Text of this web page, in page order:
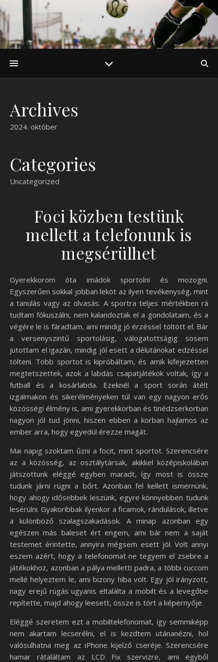
Archives
2024. október
Categories
Uncategorized
Foci közben testünk
mellett a telefonunk is
megsérülhet
Gyerekkorom óta imádok sportolni és mozogni.
Egyszerűen sokkal jobban leköt az ilyen tevékenység, mint
a tanulás vagy az olvasás. A sportra teljes mértékben rá
tudtam fókuszálni, nem kalandoztak el a gondolataim, és a
végére le is fáradtam, ami mindig jó érzéssel töltött el. Bár
a versenyszintű sportolásig, válogatottságig sosem
jutottam el igazán, mindig jól esett a délutánokat edzéssel
tölteni. Több sportot is kipróbáltam, és amik kifejezetten
megtetszettek, azok a labdás csapatjátékok voltak, így a
futball és a kosárlabda. Ezeknél a sport során átélt
izgalmakon és sikerélményeken túl van egy nagyon erős
közösségi élmény is, ami gyerekkorban és tinédzserkorban
nagyon jól tud jönni, hiszen ebben a korban hajlamos az
ember arra, hogy egyedül érezze magát.
Mai napig szoktam űzni a focit, mint sportot. Szerencsére
az a közösség, az osztálytársak, akikkel középiskolában
játszottunk eléggé egyben maradt, így most is össze
tudunk járni rúgni a bőrt. Azonban fel kellett ismernünk,
hogy ahogy idősebbek leszünk, egyre könnyebben tudunk
lesérülni. Gyakoribbak ilyenkor a ficamok, rándulások, illetve
a különböző szalagszakadások. A minap azonban egy
egészen más baleset ért engem, ami bár nem a saját
testemet érintette, annyira mégsem esett jól. Volt annyi
eszem azért, hogy a telefonomat ne tegyem el zsebre a
játékokhoz, azonban a pálya melletti padra, a többi cuccom
mellé helyeztem le, ami bizony hiba volt. Egy jól irányzott,
nagy erejű rúgás ugyanis eltalálta a mobilt és a levegőbe
repítette, majd ahogy leesett, össze is tört a képernyője.
Eléggé szeretem ezt a mobiltelefonomat, így semmiképp
nem akartam lecserélni, el is kezdtem utánanézni, hol
valósulhatna meg az iPhone kijelző cseréje. Szerencsére
hamar rátaláltam az LCD Fix szervizre, ami egyből